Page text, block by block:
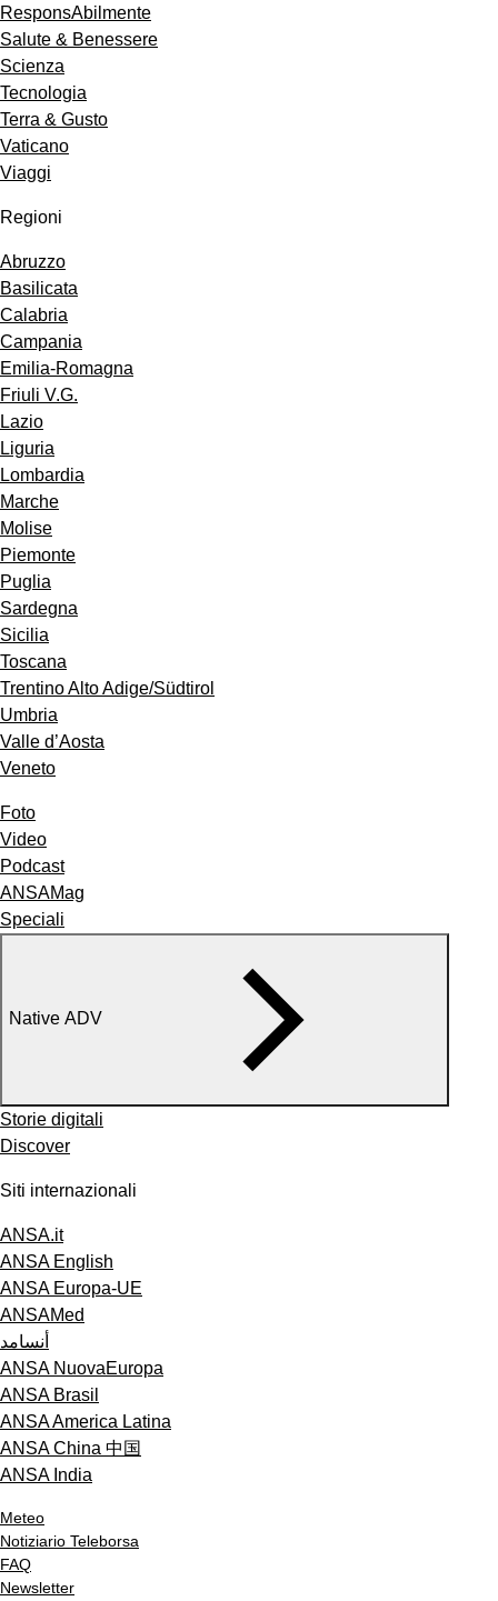
ResponsAbilmente
Salute & Benessere
Scienza
Tecnologia
Terra & Gusto
Vaticano
Viaggi
Regioni
Abruzzo
Basilicata
Calabria
Campania
Emilia-Romagna
Friuli V.G.
Lazio
Liguria
Lombardia
Marche
Molise
Piemonte
Puglia
Sardegna
Sicilia
Toscana
Trentino Alto Adige/Südtirol
Umbria
Valle d’Aosta
Veneto
Foto
Video
Podcast
ANSAMag
Speciali
Native ADV
Storie digitali
Discover
Siti internazionali
ANSA.it
ANSA English
ANSA Europa-UE
ANSAMed
أنسامد
ANSA NuovaEuropa
ANSA Brasil
ANSA America Latina
ANSA China 中国
ANSA India
Meteo
Notiziario Teleborsa
FAQ
Newsletter